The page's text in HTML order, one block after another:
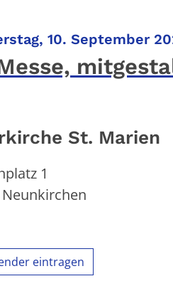
10. September
St. Marien
1
Neunkirchen
eintragen